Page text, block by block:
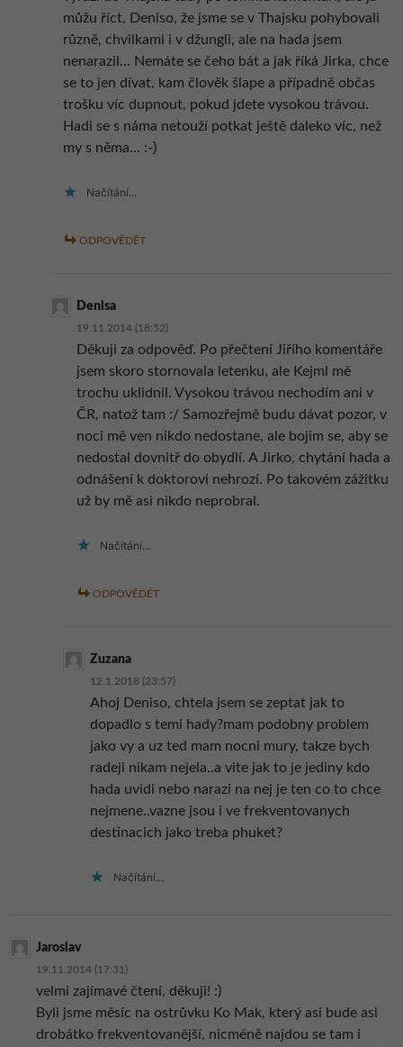
můžu říct, Deniso, že jsme se v Thajsku pohybovali
různě, chvilkami i v džungli, ale na hada jsem
nenarazil… Nemáte se čeho bát a jak říká Jirka, chce
se to jen dívat, kam člověk šlape a případně občas
trošku víc dupnout, pokud jdete vysokou trávou.
Hadi se s náma netouží potkat ještě daleko víc, než
my s něma… :-)
Načítání...
ODPOVĚDĚT
Denisa
19.11.2014 (18:52)
Děkuji za odpověď. Po přečtení Jiřího komentáře
jsem skoro stornovala letenku, ale Kejml mě
trochu uklidnil. Vysokou trávou nechodím ani v
ČR, natož tam :/ Samozřejmě budu dávat pozor, v
noci mě ven nikdo nedostane, ale bojim se, aby se
nedostal dovnitř do obydlí. A Jirko, chytání hada a
odnášení k doktorovi nehrozí. Po takovém zážitku
už by mě asi nikdo neprobral.
Načítání...
ODPOVĚDĚT
Zuzana
12.1.2018 (23:57)
Ahoj Deniso, chtela jsem se zeptat jak to
dopadlo s temi hady?mam podobny problem
jako vy a uz ted mam nocni mury, takze bych
radeji nikam nejela..a vite jak to je jediny kdo
hada uvidi nebo narazi na nej je ten co to chce
nejmene..vazne jsou i ve frekventovanych
destinacich jako treba phuket?
Načítání...
Jaroslav
19.11.2014 (17:31)
velmi zajímavé čtení, děkuji! :)
Byli jsme měsíc na ostrůvku Ko Mak, který asi bude asi
drobátko frekventovanější, nicméně najdou se tam i